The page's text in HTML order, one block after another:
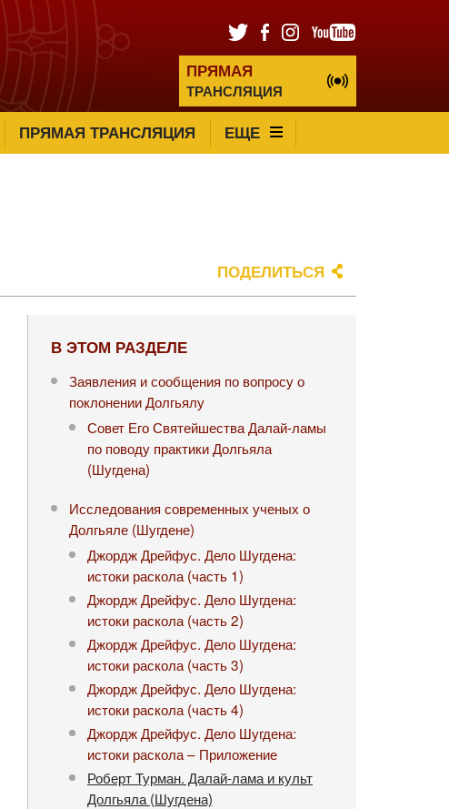
ПРЯМАЯ
ТРАНСЛЯЦИЯ
ПРЯМАЯ ТРАНСЛЯЦИЯ ЕЩЕ
ПОДЕЛИТЬСЯ
В ЭТОМ РАЗДЕЛЕ
Заявления и сообщения по вопросу о
поклонении Долгьялу
Совет Его Святейшества Далай-ламы
по поводу практики Долгьяла
(Шугдена)
Исследования современных ученых о
Долгьяле (Шугдене)
Джордж Дрейфус. Дело Шугдена:
истоки раскола (часть 1)
Джордж Дрейфус. Дело Шугдена:
истоки раскола (часть 2)
Джордж Дрейфус. Дело Шугдена:
истоки раскола (часть 3)
Джордж Дрейфус. Дело Шугдена:
истоки раскола (часть 4)
Джордж Дрейфус. Дело Шугдена:
истоки раскола – Приложение
Роберт Турман. Далай-лама и культ
Долгьяла (Шугдена)